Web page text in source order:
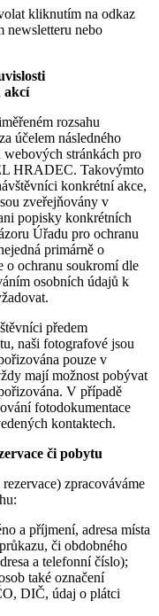
kliknutím na odkaz
newsletteru nebo
akcí
rozsahu
účelem následného
stránkách pro
HRADEC. Takovýmto
konkrétní akce,
zveřejňovány v
popisky konkrétních
Úřadu pro ochranu
primárně o
o ochranu soukromí dle
osobních údajů k
předem
naši fotografové jsou
pouze v
mají možnost pobývat
V případě
fotodokumentace
kontaktech.
či pobytu
zpracováváme
a příjmení, adresa místa
či obdobného
a telefonní číslo);
také označení
DIČ, údaj o plátci